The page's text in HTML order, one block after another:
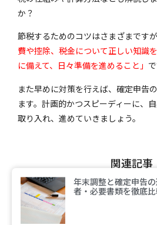
か？
節税するためのコツはさまざまです
費や控除、税金について正しい知識
に備えて、日々準備を進めること」 で
また早めに対策を行えば、確定申告
ます。計画的かつスピーディーに、
取り入れ、進めていきましょう。
関連記事
年末調整と確定申告
者・必要書類を徹底比